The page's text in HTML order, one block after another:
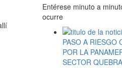
Entérese minuto a
ocurre
PASO A RIESGO
POR LA
SECTOR